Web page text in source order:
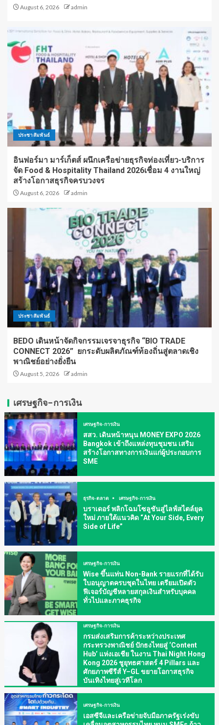
August 6, 2026 admin
ประชาสัมพันธ์
อินฟอร์มา มาร์เก็ตส์ ผนึกเครือข่ายธุรกิจท่องเที่ยว-บริการ
จัด Food & Hospitality Thailand 2026เชื่อม 4 งานใหญ่
สร้างโอกาสธุรกิจครบวงจร
August 6, 2026 admin
ประชาสัมพันธ์
BEDO เดินหน้าจัดกิจกรรมเจรจาธุรกิจ “BIO TRADE
CONNECT 2026” ยกระดับผลิตภัณฑ์ท้องถิ่นสู่ตลาดเชิง
พาณิชย์อย่างยั่งยืน
August 5, 2026 admin
เศรษฐกิจ-การเงิน
เศรษฐกิจ-การเงิน
สสว. เดินหน้าหนุน MONEY EXPO 2026
Bangkok เข้าถึงแหล่งทุนชุมชน เสริม
สร้างโอกาสทางการเงินแก่ผู้ประกอบการ
SME
ธุรกิจ-ตลาด เศรษฐกิจ-การเงิน
บราเดอร์ พลิกโฉมโซลูชันสู่ไลฟ์สไตล์ยุค
ใหม่ ภายใต้แนวคิด “At Your Side, Every
Side of Life”
เศรษฐกิจ-การเงิน
Wise ขึ้นแท่น Non-Bank รายแรกที่ได้รับ
ใบอนุญาตครบชุดในไทย เตรียมเปิดตัว
ฟีเจอร์บัญชีหลายสกุลเงินสำหรับบุคคล
ทั่วไปและภาคธุรกิจ
เศรษฐกิจ-การเงิน
กรมส่งเสริมการค้าระหว่างประเทศ
กระทรวงพาณิชย์ ปักธงไทยสู่ ‘Content
Hub’ แห่งเอเชีย ในงาน Thai Night Hong
Kong 2026 ชูยุทธศาสตร์ 4 Pillars และ
ศักยภาพซีรีส์ Y–GL ขยายโอกาสธุรกิจ
บันเทิงไทยสู่เวทีโลก
เศรษฐกิจ-การเงิน
เอสซีจีและเครือข่ายจับมือภาครัฐเร่งขับ